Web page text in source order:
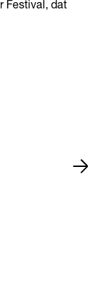
Festival, dat